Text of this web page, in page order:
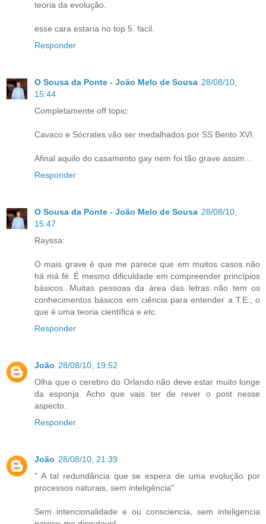
teoria da evolução.
esse cara estaria no top 5. facil.
Responder
O Sousa da Ponte - João Melo de Sousa 28/08/10,
15:44
Completamente off topic:
Cavaco e Sócrates vão ser medalhados por SS Bento XVI.
Afinal aquilo do casamento gay nem foi tão grave assim...
Responder
O Sousa da Ponte - João Melo de Sousa 28/08/10,
15:47
Rayssa:
O mais grave é que me parece que em muitos casos não
há má fé. É mesmo dificuldade em compreender princípios
básicos. Muitas pessoas da área das letras não tem os
conhecimentos básicos em ciência para entender a T.E., o
que é uma teoria científica e etc.
Responder
João 28/08/10, 19:52
Olha que o cerebro do Orlando não deve estar muito longe
da esponja. Acho que vais ter de rever o post nesse
aspecto.
Responder
João 28/08/10, 21:39
" A tal redundância que se espera de uma evolução por
processos naturais, sem inteligência"
Sem intencionalidade e ou consciencia, sem inteligencia